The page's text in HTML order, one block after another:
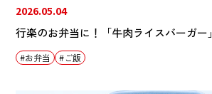
2026.05.04
行楽のお弁当に！「牛肉ライスバーガー」
お弁当 ご飯